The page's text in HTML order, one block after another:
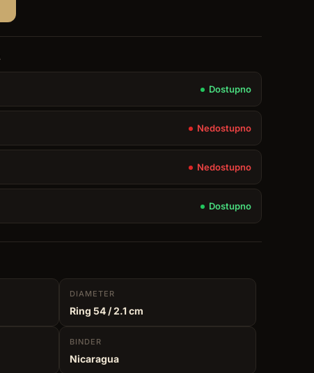
Dostupno
Nedostupno
Nedostupno
Dostupno
DIAMETER
Ring 54 / 2.1 cm
BINDER
Nicaragua